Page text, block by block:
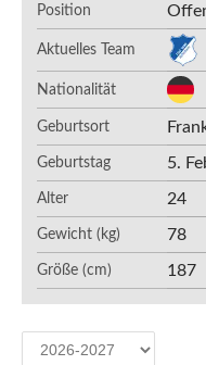
Position
Aktuelles Team
Nationalität
Geburtsort
Geburtstag 5.
Alter 24
Gewicht (kg) 78
Größe (cm) 187